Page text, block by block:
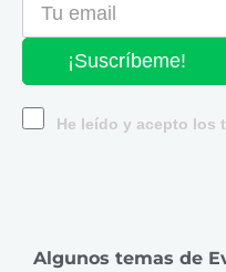
¡Suscríbeme!
He leído y acepto los
Algunos temas de